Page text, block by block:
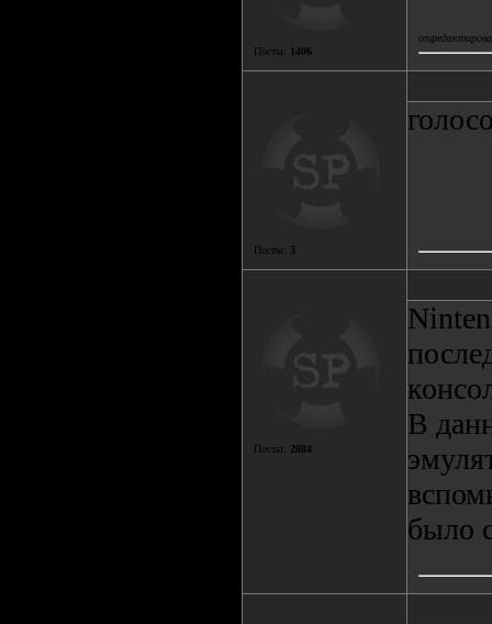
Посты: 1406
Посты: 3
Посты: 2884
В
было